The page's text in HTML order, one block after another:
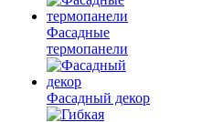
Фасадные
термопанели
Фасадный декор